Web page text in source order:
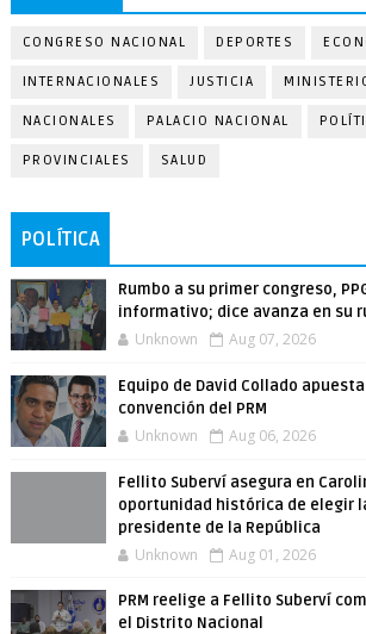
CONGRESO NACIONAL DEPORTES
INTERNACIONALES JUSTICIA
NACIONALES PALACIO NACIONAL
PROVINCIALES SALUD
POLÍTICA
Rumbo a su primer congreso,
informativo; dice avanza en su
Unknown Aug 07, 2026
Equipo de David Collado
convención del PRM
Unknown Aug 06, 2026
Fellito Suberví asegura en
oportunidad histórica de elegir
presidente de la República
Unknown Aug 01, 2026
PRM reelige a Fellito Suberví
el Distrito Nacional